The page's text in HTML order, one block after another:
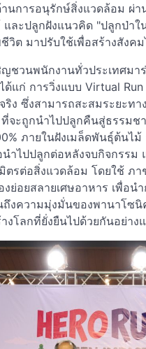
นการอนุรักษ์สิ่งแวดล้อม ผ่า
ละปลูกฝังแนวคิด "ปลูกป่าใ
ต มาปรับใช้เพื่อสร้างสังคม
วนพนักงานทั่วประเทศมา
แก่ การวิ่งแบบ Virtual
ง ซึ่งสามารถสะสมระยะท
จะถูกนำไปปลูกคืนสู่ธรรม
ภายในฝังเมล็ดพันธุ์ต้น
นำไปปลูกต่อหลังจบกิจกรร
ตรต่อสิ่งแวดล้อม โดยใช้ ภ
งย่อยสลายเศษอาหาร เพื่อ
งความมุ่งมั่นของพานาโซ
งโลกที่ยั่งยืนไปด้วยกันอย่าง